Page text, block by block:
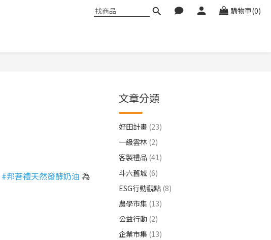
購物車(0)
#邦菩禮天然發酵奶油 為
文章分類
好田計畫 (23)
一級雲林 (2)
客製禮品 (41)
斗六舊城 (6)
ESG行動觀點 (8)
農學市集 (13)
公益行動 (2)
企業市集 (13)